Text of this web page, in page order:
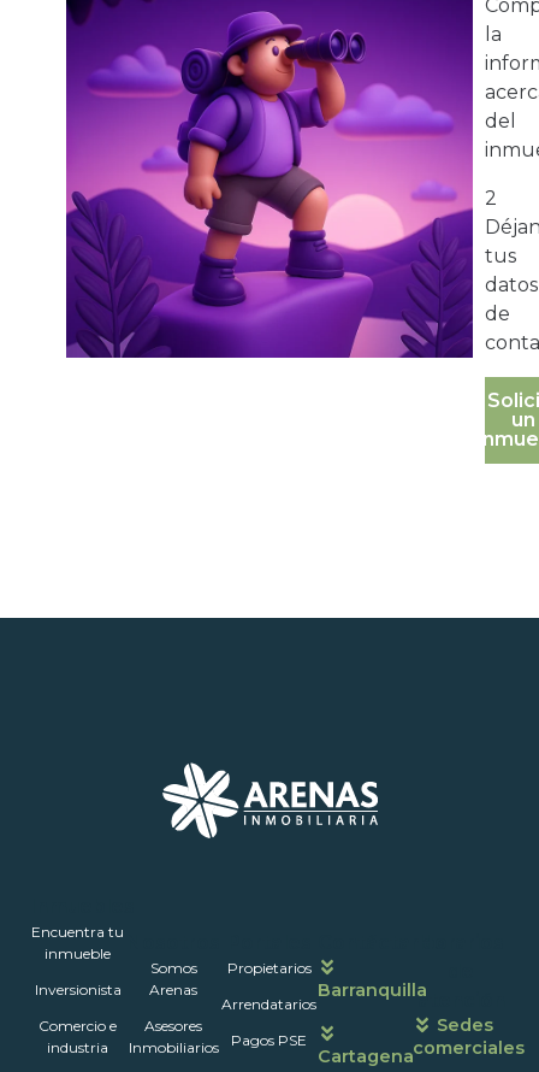
la
del
2
tus
datos
de
un
Encuentra tu
inmueble
Inversionista
Comercio e
industria
Somos
Arenas
Asesores
Inmobiliarios
Propietarios
Arrendatarios
Pagos PSE
Barranquilla
Cartagena
atención
Sedes
comerciales